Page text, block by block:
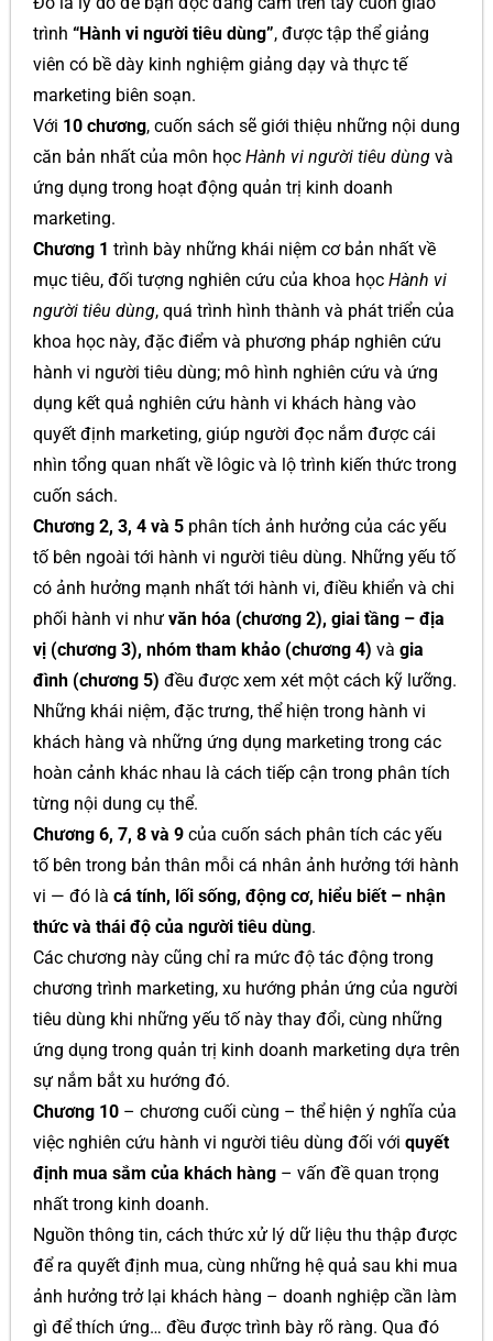
trình “Hành vi người tiêu dùng”, được tập thể giảng
viên có bề dày kinh nghiệm giảng dạy và thực tế
marketing biên soạn.
Với 10 chương, cuốn sách sẽ giới thiệu những nội dung
căn bản nhất của môn học Hành vi người tiêu dùng và
ứng dụng trong hoạt động quản trị kinh doanh
marketing.
Chương 1 trình bày những khái niệm cơ bản nhất về
mục tiêu, đối tượng nghiên cứu của khoa học Hành vi
người tiêu dùng, quá trình hình thành và phát triển của
khoa học này, đặc điểm và phương pháp nghiên cứu
hành vi người tiêu dùng; mô hình nghiên cứu và ứng
dụng kết quả nghiên cứu hành vi khách hàng vào
quyết định marketing, giúp người đọc nắm được cái
nhìn tổng quan nhất về lôgic và lộ trình kiến thức trong
cuốn sách.
Chương 2, 3, 4 và 5 phân tích ảnh hưởng của các yếu
tố bên ngoài tới hành vi người tiêu dùng. Những yếu tố
có ảnh hưởng mạnh nhất tới hành vi, điều khiển và chi
phối hành vi như văn hóa (chương 2), giai tầng – địa
vị (chương 3), nhóm tham khảo (chương 4) và gia
đình (chương 5) đều được xem xét một cách kỹ lưỡng.
Những khái niệm, đặc trưng, thể hiện trong hành vi
khách hàng và những ứng dụng marketing trong các
hoàn cảnh khác nhau là cách tiếp cận trong phân tích
từng nội dung cụ thể.
Chương 6, 7, 8 và 9 của cuốn sách phân tích các yếu
tố bên trong bản thân mỗi cá nhân ảnh hưởng tới hành
vi — đó là cá tính, lối sống, động cơ, hiểu biết – nhận
thức và thái độ của người tiêu dùng.
Các chương này cũng chỉ ra mức độ tác động trong
chương trình marketing, xu hướng phản ứng của người
tiêu dùng khi những yếu tố này thay đổi, cùng những
ứng dụng trong quản trị kinh doanh marketing dựa trên
sự nắm bắt xu hướng đó.
Chương 10 – chương cuối cùng – thể hiện ý nghĩa của
việc nghiên cứu hành vi người tiêu dùng đối với quyết
định mua sắm của khách hàng – vấn đề quan trọng
nhất trong kinh doanh.
Nguồn thông tin, cách thức xử lý dữ liệu thu thập được
để ra quyết định mua, cùng những hệ quả sau khi mua
ảnh hưởng trở lại khách hàng – doanh nghiệp cần làm
gì để thích ứng… đều được trình bày rõ ràng. Qua đó